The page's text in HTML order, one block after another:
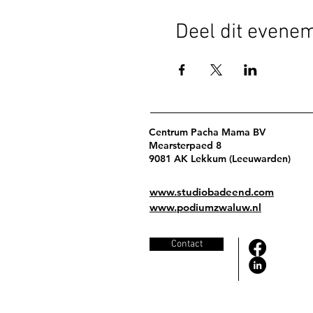
Deel dit
Centrum Pacha Mama BV
Mearsterpaed 8
9081 AK Lekkum (Leeuwarden)
www.studiobadeend.com
www.podiumzwaluw.nl
Contact